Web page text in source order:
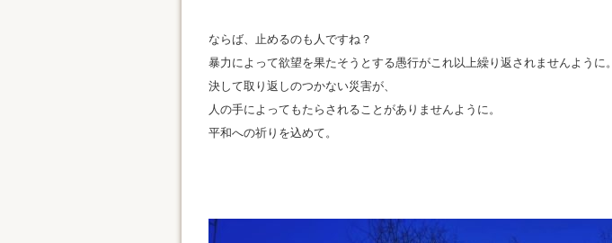
ならば、止めるのも人ですね？
暴力によって欲望を果たそうとする愚行がこれ以上繰り返されませんように。
決して取り返しのつかない災害が、
人の手によってもたらされることがありませんように。
平和への祈りを込めて。